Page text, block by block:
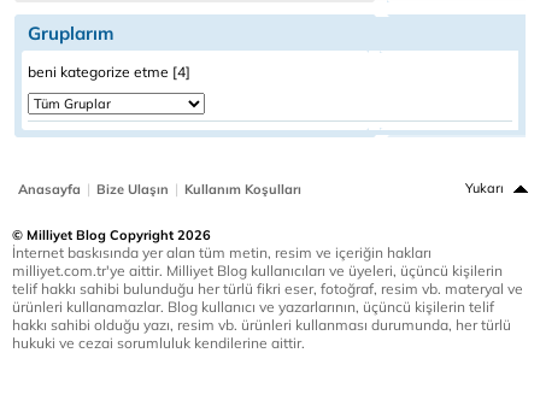
Gruplarım
beni kategorize etme [4]
Anasayfa | Bize Ulaşın | Kullanım Koşulları Yukarı
© Milliyet Blog Copyright 2026
İnternet baskısında yer alan tüm metin, resim ve içeriğin hakları
milliyet.com.tr'ye aittir. Milliyet Blog kullanıcıları ve üyeleri, üçüncü kişilerin
telif hakkı sahibi bulunduğu her türlü fikri eser, fotoğraf, resim vb. materyal ve
ürünleri kullanamazlar. Blog kullanıcı ve yazarlarının, üçüncü kişilerin telif
hakkı sahibi olduğu yazı, resim vb. ürünleri kullanması durumunda, her türlü
hukuki ve cezai sorumluluk kendilerine aittir.